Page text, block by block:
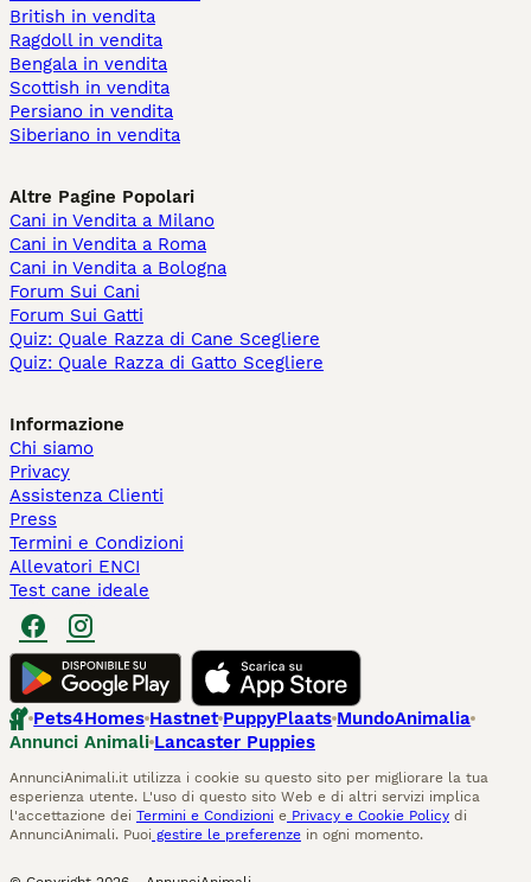
British in vendita
Ragdoll in vendita
Bengala in vendita
Scottish in vendita
Persiano in vendita
Siberiano in vendita
Altre Pagine Popolari
Cani in Vendita a Milano
Cani in Vendita a Roma
Cani in Vendita a Bologna
Forum Sui Cani
Forum Sui Gatti
Quiz: Quale Razza di Cane Scegliere
Quiz: Quale Razza di Gatto Scegliere
Informazione
Chi siamo
Privacy
Assistenza Clienti
Press
Termini e Condizioni
Allevatori ENCI
Test cane ideale
Pets4Homes Hastnet PuppyPlaats MundoAnimalia
Annunci Animali Lancaster Puppies
AnnunciAnimali.it utilizza i cookie su questo sito per migliorare la tua
esperienza utente. L'uso di questo sito Web e di altri servizi implica
l'accettazione dei Termini e Condizioni e Privacy e Cookie Policy di
AnnunciAnimali. Puoi gestire le preferenze in ogni momento.